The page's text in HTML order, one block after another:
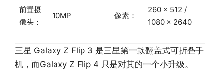
前置摄
像头：
10MP 像素：
260 x 512 /
1080 x 2640
三星 Galaxy Z Flip 3 是三星第一款翻盖式可折叠手
机，而Galaxy Z Flip 4 只是对其的一个小升级。